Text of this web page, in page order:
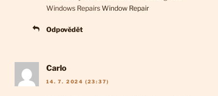
Windows RepairsWindow Repair
Odpovědět
Carlo
14. 7. 2024 (23:37)